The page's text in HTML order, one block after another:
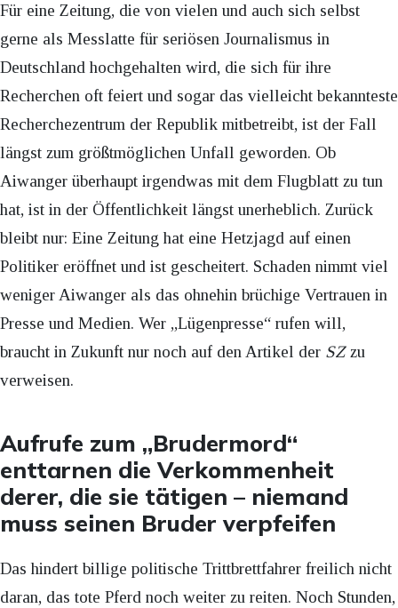
Für eine Zeitung, die von vielen und auch sich selbst
gerne als Messlatte für seriösen Journalismus in
Deutschland hochgehalten wird, die sich für ihre
Recherchen oft feiert und sogar das vielleicht bekannteste
Recherchezentrum der Republik mitbetreibt, ist der Fall
längst zum größtmöglichen Unfall geworden. Ob
Aiwanger überhaupt irgendwas mit dem Flugblatt zu tun
hat, ist in der Öffentlichkeit längst unerheblich. Zurück
bleibt nur: Eine Zeitung hat eine Hetzjagd auf einen
Politiker eröffnet und ist gescheitert. Schaden nimmt viel
weniger Aiwanger als das ohnehin brüchige Vertrauen in
Presse und Medien. Wer „Lügenpresse“ rufen will,
braucht in Zukunft nur noch auf den Artikel der SZzu
verweisen.
Aufrufe zum „Brudermord“
enttarnen die Verkommenheit
derer, die sie tätigen – niemand
muss seinen Bruder verpfeifen
Das hindert billige politische Trittbrettfahrer freilich nicht
daran, das tote Pferd noch weiter zu reiten. Noch Stunden,